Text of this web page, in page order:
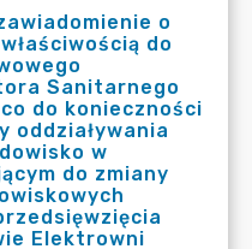
o
do
Sanitarnego
do konieczności
oddziaływania
w
do zmiany
Elektrowni